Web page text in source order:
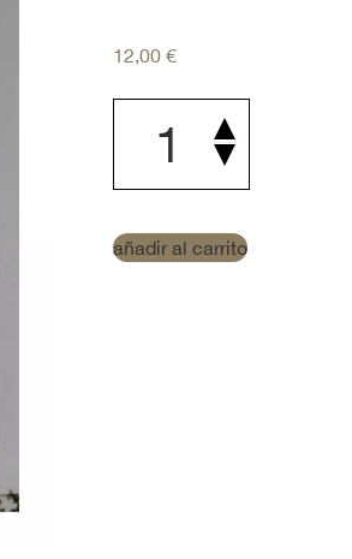
12,00 €
"chiquita"
añadir al carrito